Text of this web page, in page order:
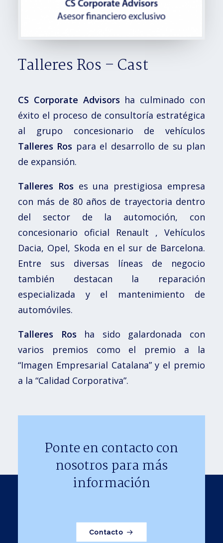
Talleres Ros – Cast
CS Corporate Advisors ha culminado con
éxito el proceso de consultoría estratégica
al grupo concesionario de vehículos
Talleres Ros para el desarrollo de su plan
de expansión.
Talleres Ros es una prestigiosa empresa
con más de 80 años de trayectoria dentro
del sector de la automoción, con
concesionario oficial Renault , Vehículos
Dacia, Opel, Skoda en el sur de Barcelona.
Entre sus diversas líneas de negocio
también destacan la reparación
especializada y el mantenimiento de
automóviles.
Talleres Ros ha sido galardonada con
varios premios como el premio a la
“Imagen Empresarial Catalana” y el premio
a la “Calidad Corporativa”.
Ponte en contacto con
nosotros para más
información
Contacto